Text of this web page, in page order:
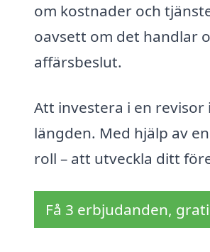
om kostnader och
oavsett om det handlar
affärsbeslut.
Att investera i en revisor
längden. Med hjälp av
roll – att utveckla ditt
Få 3 erbjudanden,